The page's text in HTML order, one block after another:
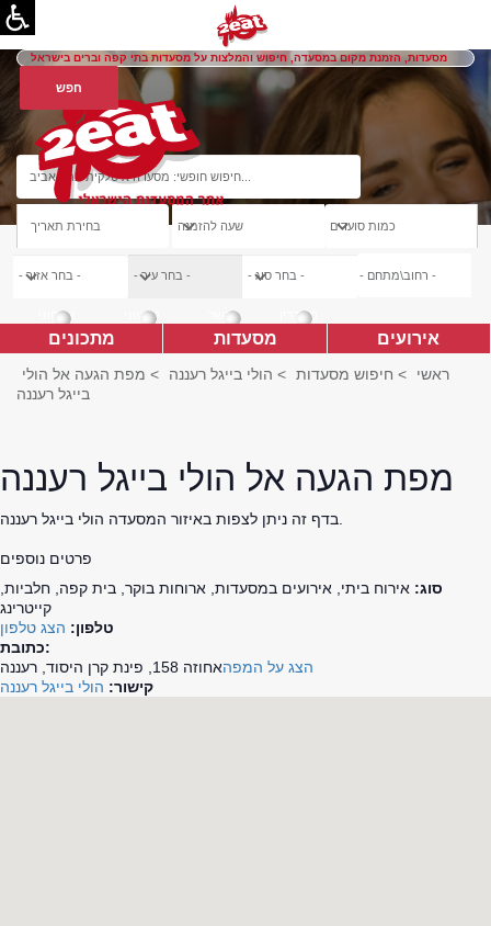
מסעדות, הזמנת מקום במסעדה, חיפוש והמלצות על מסעדות בתי קפה וברים בישראל
צמחוני טבעוני כשר מהדרין
אירועים מסעדות מתכונים
ראשי > חיפוש מסעדות > הולי בייגל רעננה > מפת הגעה אל הולי
בייגל רעננה
מפת הגעה אל הולי בייגל רעננה
פרטים נוספים
סוג: אירוח ביתי, אירועים במסעדות, ארוחות בוקר, בית קפה, חלביות,
קייטרינג
טלפון: הצג טלפון
כתובת:
אחוזה 158, פינת קרן היסוד, רעננההצג על המפה
קישור: הולי בייגל רעננה